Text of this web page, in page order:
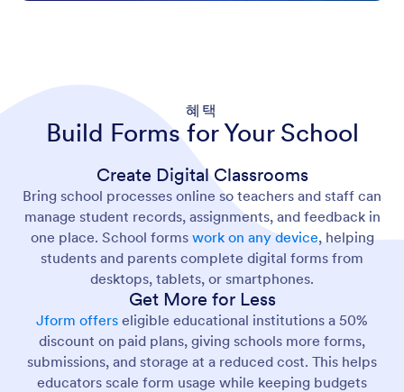
혜택
Build Forms for Your School
Create Digital Classrooms
Bring school processes online so teachers and staff can
manage student records, assignments, and feedback in
one place. School forms work on any device, helping
students and parents complete digital forms from
desktops, tablets, or smartphones.
Get More for Less
Jform offers eligible educational institutions a 50%
discount on paid plans, giving schools more forms,
submissions, and storage at a reduced cost. This helps
educators scale form usage while keeping budgets